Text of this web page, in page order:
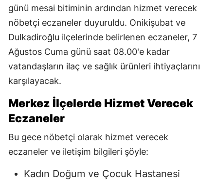
günü mesai bitiminin ardından hizmet verecek
nöbetçi eczaneler duyuruldu. Onikişubat ve
Dulkadiroğlu ilçelerinde belirlenen eczaneler, 7
Ağustos Cuma günü saat 08.00'e kadar
vatandaşların ilaç ve sağlık ürünleri ihtiyaçlarını
karşılayacak.
Merkez İlçelerde Hizmet Verecek
Eczaneler
Bu gece nöbetçi olarak hizmet verecek
eczaneler ve iletişim bilgileri şöyle:
Kadın Doğum ve Çocuk Hastanesi